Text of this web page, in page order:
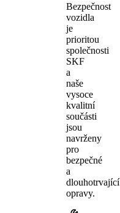
Bezpečnost
vozidla
je
prioritou
společnosti
SKF
a
naše
vysoce
kvalitní
součásti
jsou
navrženy
pro
bezpečné
a
dlouhotrvající
opravy.